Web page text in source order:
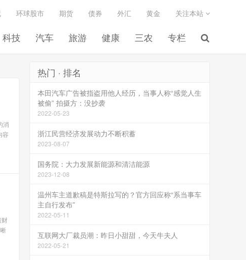
科技 汽车 旅游 健康 三农 专栏
环球股市 期货 债券 外汇 黄金 关注本站
消
容
财
热门 · 排名
本田汽车广告被指盗用他人经历，当事人称“感觉人生
被偷” 拍摄方：没抄袭
2022-05-23
浙江民营经济发展动力不断积蓄
2023-08-07
国务院：大力发展新能源和清洁能源
2023-12-08
温州车主道歉稿是特斯拉写的？官方回应称“系当事车
主自行发布”
2022-05-11
互联网大厂裁员潮：昨日小甜甜，今天牛夫人
2022-05-21